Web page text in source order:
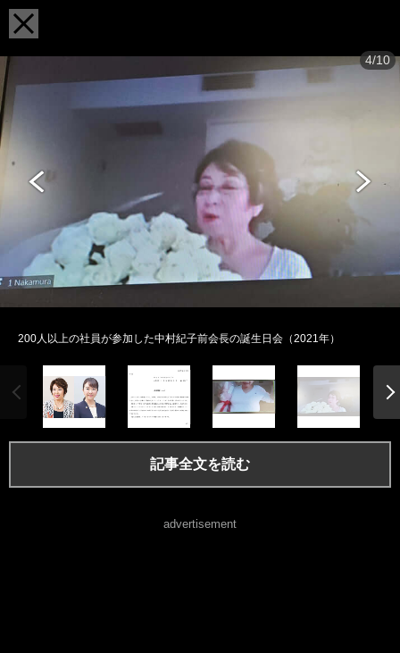
4/10
200人以上の社員が参加した中村紀子前会長の誕生日会（2021年）
記事全文を読む
advertisement